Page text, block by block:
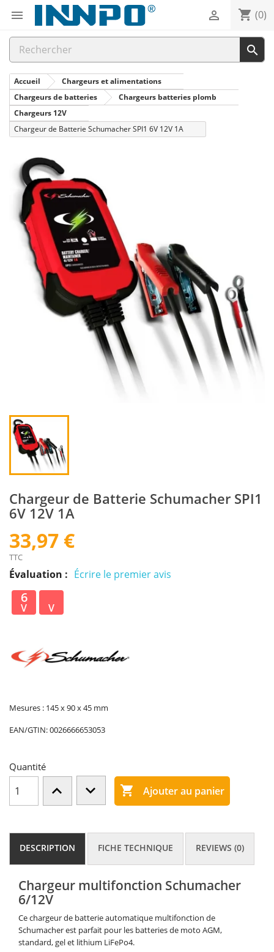
 shopping_cart (0)


Accueil
Chargeurs et alimentations
Chargeurs de batteries
Chargeurs batteries plomb
Chargeurs 12V
Chargeur de Batterie Schumacher SPI1 6V 12V 1A
Chargeur de Batterie Schumacher SPI1
6V 12V 1A
33,97 €
TTC
Évaluation : Écrire le premier avis
6
V V
Mesures : 145 x 90 x 45 mm
EAN/GTIN:0026666653053
Quantité
 Ajouter au panier
DESCRIPTION FICHE TECHNIQUE REVIEWS (0)
Chargeur multifonction Schumacher
6/12V
Ce chargeur de batterie automatique multifonction de
Schumacher est parfait pour les batteries de moto AGM,
standard, gel et lithium LiFePo4.